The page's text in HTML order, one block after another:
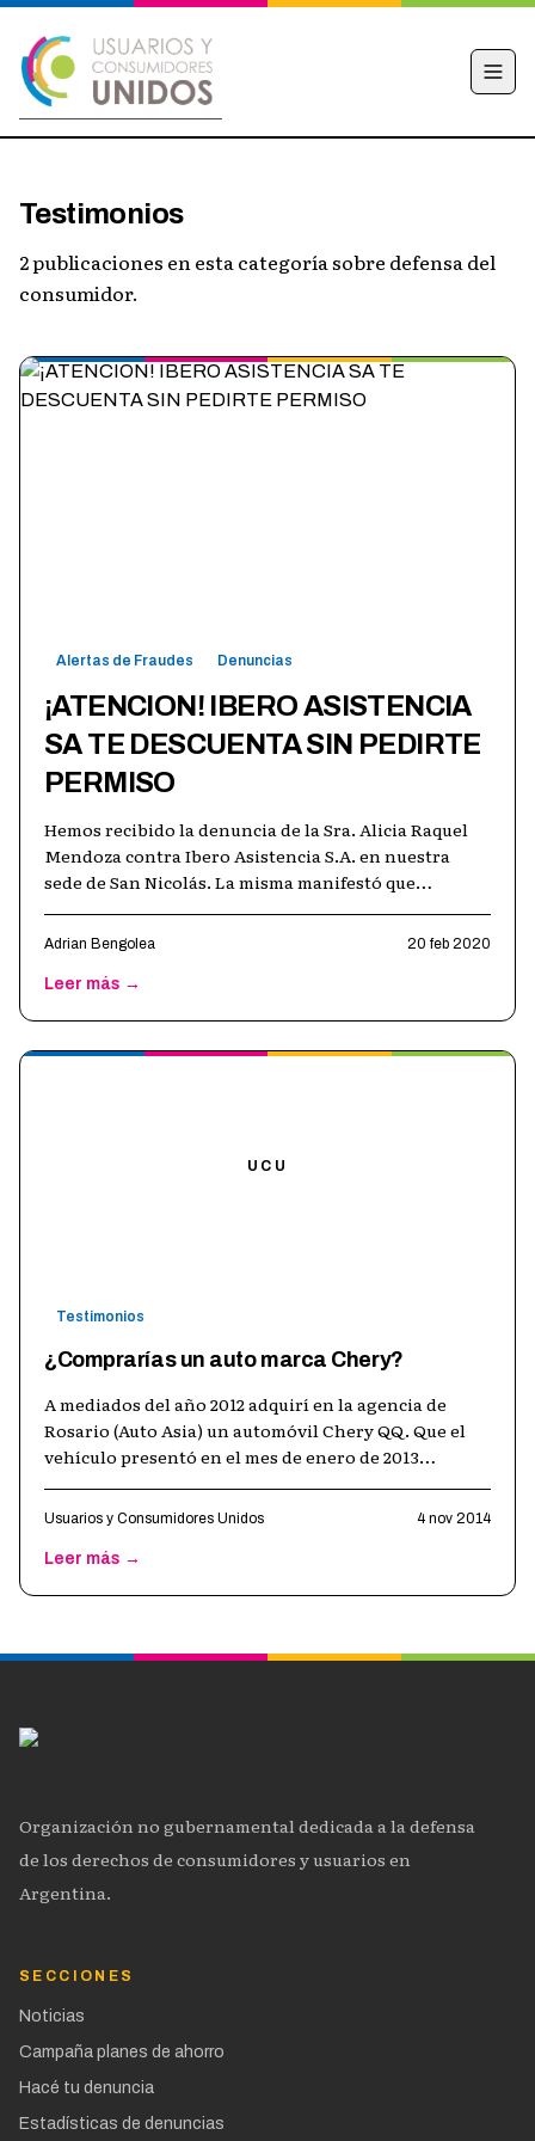
CAMPAÑA
NOTICIAS
EDUCACIÓN FINANCIERA
OBSERVATORIO
Testimonios
2 publicaciones en esta categoría sobre defensa del
consumidor.
Alertas de Fraudes Denuncias
¡ATENCION! IBERO ASISTENCIA
SA TE DESCUENTA SIN PEDIRTE
PERMISO
Hemos recibido la denuncia de la Sra. Alicia Raquel
Mendoza contra Ibero Asistencia S.A. en nuestra
sede de San Nicolás. La misma manifestó que
Adrian Bengolea 20 feb 2020
Leer más →
UCU
Testimonios
¿Comprarías un auto marca Chery?
A mediados del año 2012 adquirí en la agencia de
Rosario (Auto Asia) un automóvil Chery QQ. Que el
vehículo presentó en el mes de enero de 2013
Usuarios y Consumidores Unidos 4 nov 2014
Leer más →
Organización no gubernamental dedicada a la defensa
de los derechos de consumidores y usuarios en
Argentina.
SECCIONES
Noticias
Campaña planes de ahorro
Hacé tu denuncia
Estadísticas de denuncias